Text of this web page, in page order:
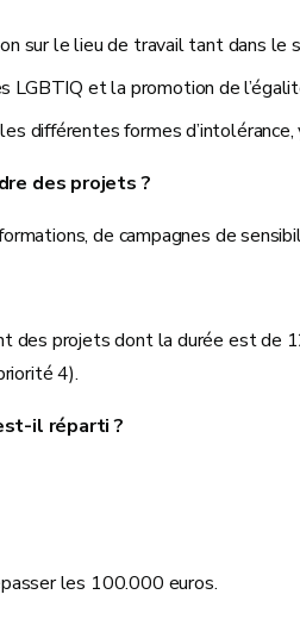
sur le lieu de travail tant dans le
LGBTIQ et la promotion de
différentes formes
des projets ?
de campagnes de
des projets dont la durée est
4).
il réparti ?
les 100.000 euros.